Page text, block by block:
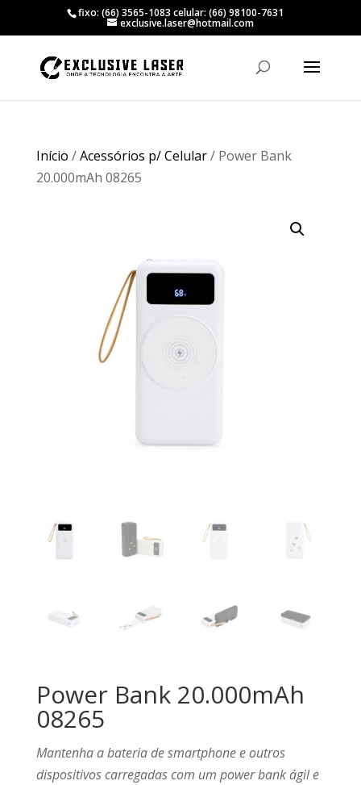
fixo: (66) 3565-1083 celular: (66) 98100-7631
exclusive.laser@hotmail.com
Início /Acessórios p/ Celular/ Power Bank
20.000mAh 08265
Power Bank 20.000mAh
08265
Mantenha a bateria de smartphone e outros
dispositivos carregadas com um power bank ágil e